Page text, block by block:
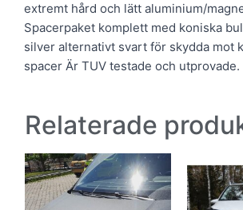
extremt hård och lätt aluminium/
Spacerpaket komplett med koniska
silver alternativt svart för skydda mot
spacer Är TUV testade och utprovade.
Relaterade